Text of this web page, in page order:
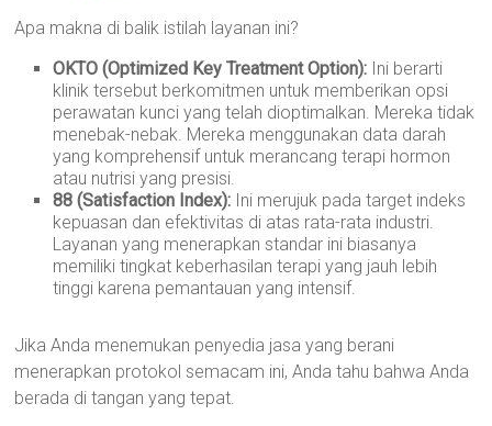
Apa makna di balik istilah layanan ini?
OKTO (Optimized Key Treatment Option): Ini berarti
klinik tersebut berkomitmen untuk memberikan opsi
perawatan kunci yang telah dioptimalkan. Mereka tidak
menebak-nebak. Mereka menggunakan data darah
yang komprehensif untuk merancang terapi hormon
atau nutrisi yang presisi.
88 (Satisfaction Index): Ini merujuk pada target indeks
kepuasan dan efektivitas di atas rata-rata industri.
Layanan yang menerapkan standar ini biasanya
memiliki tingkat keberhasilan terapi yang jauh lebih
tinggi karena pemantauan yang intensif.
Jika Anda menemukan penyedia jasa yang berani
menerapkan protokol semacam ini, Anda tahu bahwa Anda
berada di tangan yang tepat.